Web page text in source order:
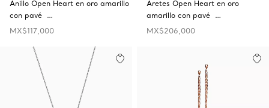
Anillo Open Heart en oro amarillo
con pavé …
MX$117,000
Aretes Open Heart en oro
amarillo con pavé …
MX$206,000